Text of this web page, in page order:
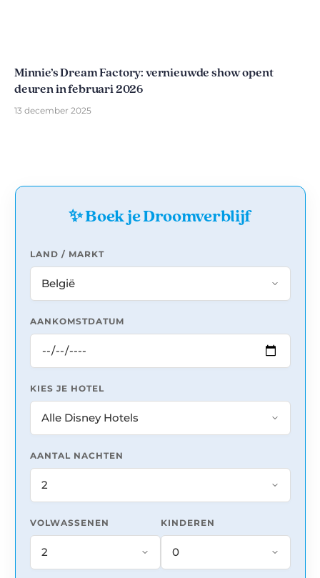
Minnie’s Dream Factory: vernieuwde show opent
deuren in februari 2026
13 december 2025
✨ Boek je Droomverblijf
LAND / MARKT
AANKOMSTDATUM
KIES JE HOTEL
AANTAL NACHTEN
VOLWASSENEN KINDEREN